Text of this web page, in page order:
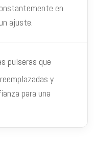
en
ajuste.
pulseras que
y
para una